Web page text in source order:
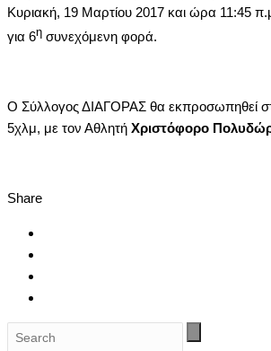
Κυριακή, 19 Μαρτίου 2017 και ώρα 11:45
για 6η συνεχόμενη φορά.
Ο Σύλλογος ΔΙΑΓΟΡΑΣ θα εκπροσωπηθεί
5χλμ, με τον Αθλητή Χριστόφορο
Share